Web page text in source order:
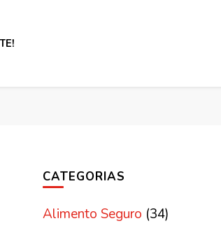
CATEGORIAS
Alimento Seguro (34)